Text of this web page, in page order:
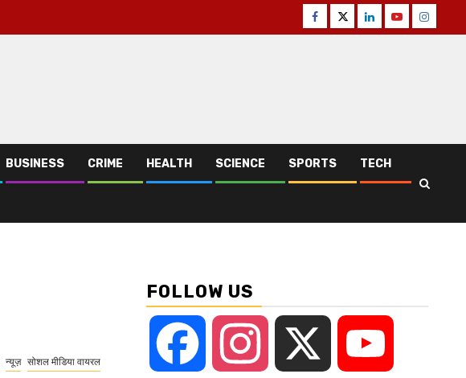
Facebook
TwitterLinkedinYoutube
BUSINESS CRIME HEALTH SCIENCE SPORTS TECH
न्यूज़ सोशल मीडिया वायरल
FOLLOW US
Facebook Instagram